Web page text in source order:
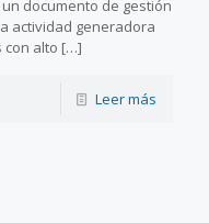
documento de gestión
actividad generadora
con alto […]
Leer más